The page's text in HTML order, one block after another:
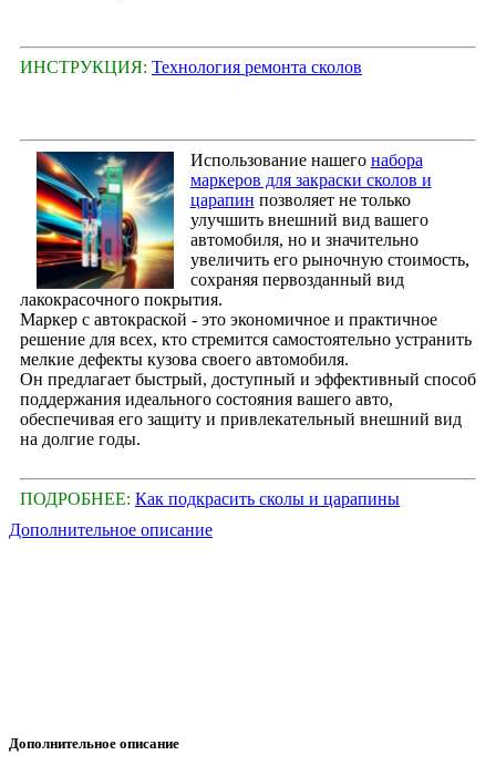
ИНСТРУКЦИЯ: Технология ремонта сколов
Использование нашего набора
маркеров для закраски сколов и
царапин позволяет не только
улучшить внешний вид вашего
автомобиля, но и значительно
увеличить его рыночную стоимость,
сохраняя первозданный вид
лакокрасочного покрытия.
Маркер с автокраской - это экономичное и практичное
решение для всех, кто стремится самостоятельно устранить
мелкие дефекты кузова своего автомобиля.
Он предлагает быстрый, доступный и эффективный способ
поддержания идеального состояния вашего авто,
обеспечивая его защиту и привлекательный внешний вид
на долгие годы.
ПОДРОБНЕЕ: Как подкрасить сколы и царапины
Дополнительное описание
Дополнительное описание